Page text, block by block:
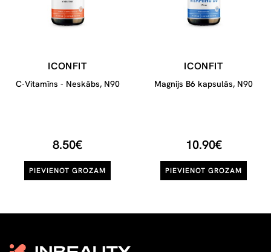
ICONFIT
C-Vitamīns - Neskābs, N90
8.50€
PIEVIENOT GROZAM
ICONFIT
Magnijs B6 kapsulās, N90
10.90€
PIEVIENOT GROZAM